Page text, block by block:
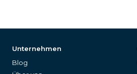
Unternehmen
Blog